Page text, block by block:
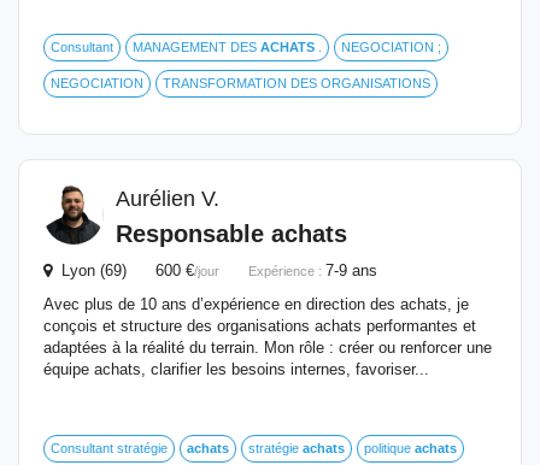
Consultant MANAGEMENT DES ACHATS NEGOCIATION ;
NEGOCIATION TRANSFORMATION DES ORGANISATIONS
Aurélien V.
Responsable achats
Lyon (69) 600 €/jour Expérience : 7-9 ans
Avec plus de 10 ans d’expérience en direction des achats, je
conçois et structure des organisations achats performantes et
adaptées à la réalité du terrain. Mon rôle : créer ou renforcer une
équipe achats, clarifier les besoins internes, favoriser...
Consultant stratégie achats stratégie achats politique achats